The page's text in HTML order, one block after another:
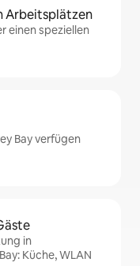
Arbeitsplätzen
einen speziellen
Bay verfügen
in
Küche, WLAN